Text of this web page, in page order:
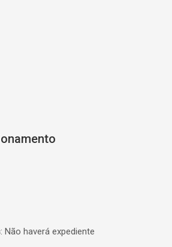
: Não haverá expediente